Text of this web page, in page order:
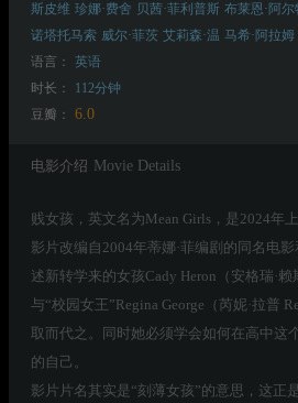
斯皮维 珍娜·费舍 贝茜·菲利普斯 布莱恩·阿
诺塔托马索 威尔·菲茨 艾莉森·温 马希·阿拉姆
语言：
英语
时长：
112分钟
豆瓣：
6.0
电影介绍 Movie Details
贱女孩，英文名为Mean Girls，是2024年
影片改编自2004年蒂娜·菲编剧的同名电
述新转学来的女孩Cady Heron（安格瑞·
与“校园女王”Regina George（芮妮·拉普
取而代之。同时她必须学会如何在高中这
的自己。
影片片名其实是“刻薄女孩”的意思，这正